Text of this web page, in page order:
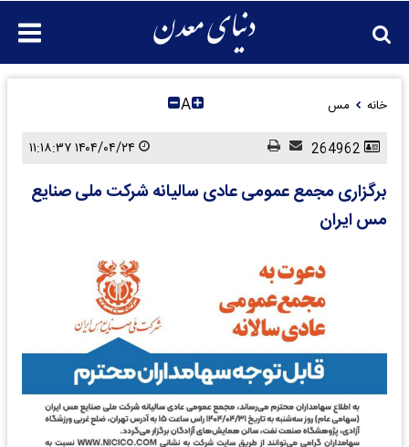
خانه مس A
برگزاری مجمع عمومی عادی سالیانه شرکت ملی صنایع
مس ایران